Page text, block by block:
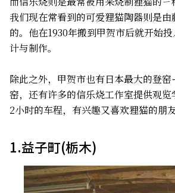
我们现在常看到的可爱狸猫陶器则是
的。他在1930年搬到甲贺市后就开始
计与制作。
除此之外，甲贺市也有日本最大的登
窑，还有许多的信乐烧工作室提供观
2小时的车程，有兴趣又喜欢狸猫的朋
1.益子町(栃木)